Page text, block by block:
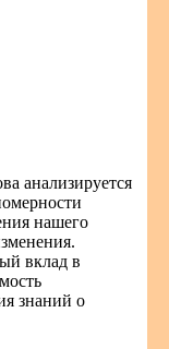
анализируется
нашего
вклад в
знаний о